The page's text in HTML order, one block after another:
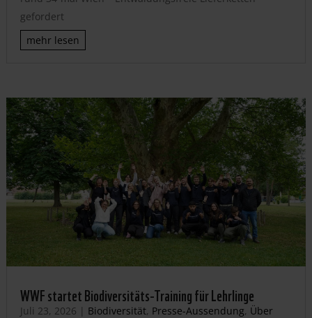
gefordert
mehr lesen
WWF startet Biodiversitäts-Training für Lehrlinge
Juli 23, 2026 | Biodiversität, Presse-Aussendung, Über